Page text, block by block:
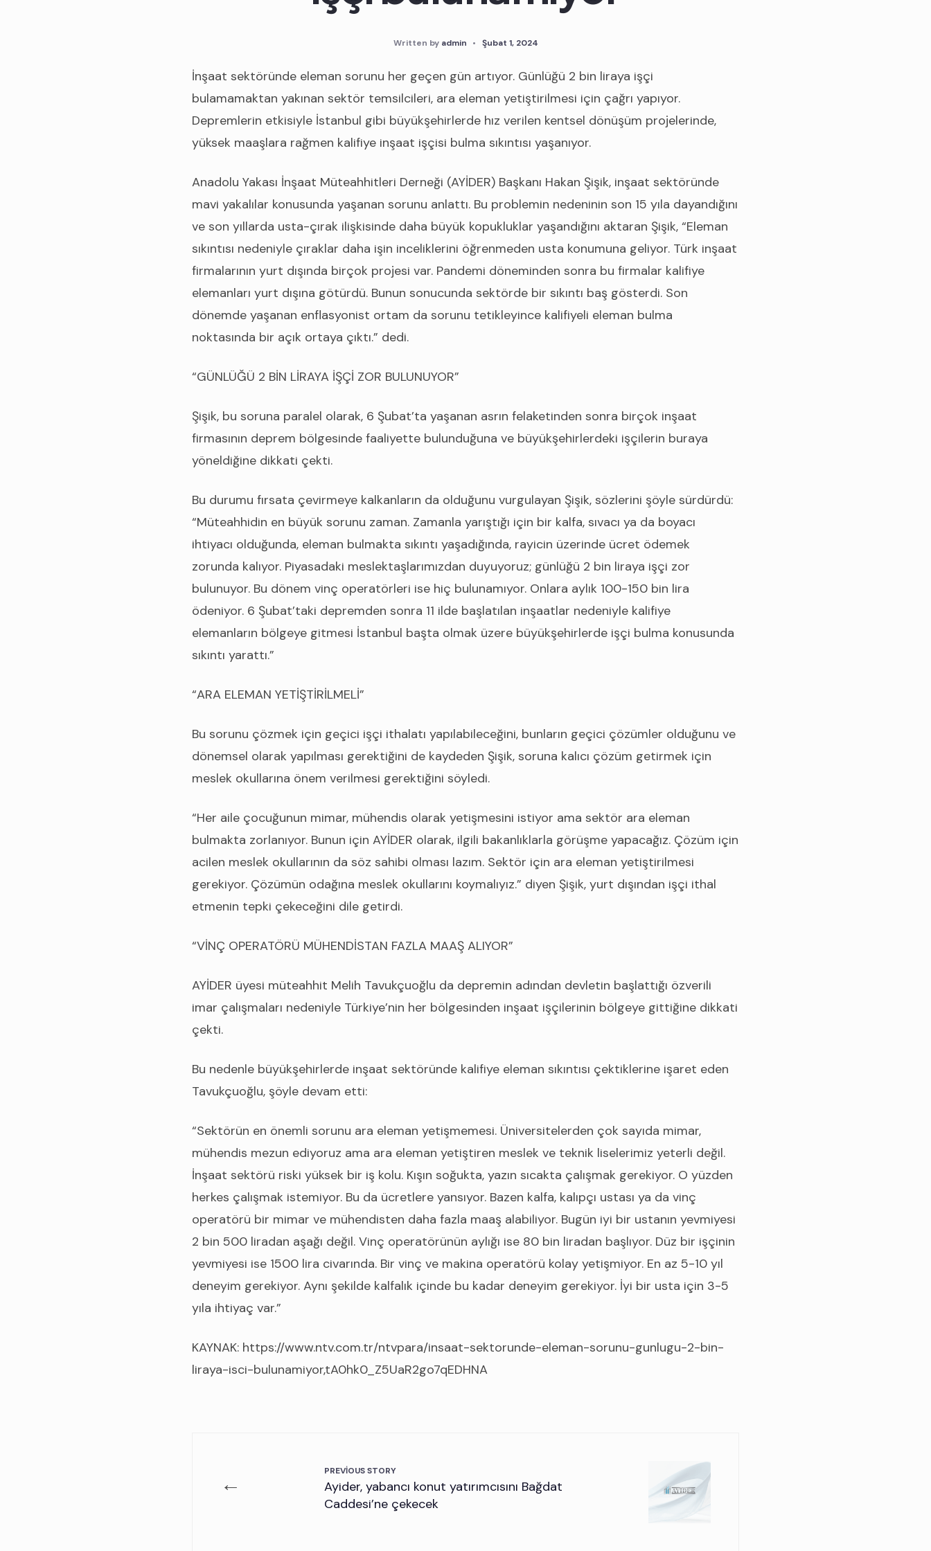
Written by admin • Şubat 1, 2024
İnşaat sektöründe eleman sorunu her geçen gün artıyor. Günlüğü 2 bin liraya işçi
bulamamaktan yakınan sektör temsilcileri, ara eleman yetiştirilmesi için çağrı yapıyor.
Depremlerin etkisiyle İstanbul gibi büyükşehirlerde hız verilen kentsel dönüşüm projelerinde,
yüksek maaşlara rağmen kalifiye inşaat işçisi bulma sıkıntısı yaşanıyor.
Anadolu Yakası İnşaat Müteahhitleri Derneği (AYİDER) Başkanı Hakan Şişik, inşaat sektöründe
mavi yakalılar konusunda yaşanan sorunu anlattı. Bu problemin nedeninin son 15 yıla dayandığını
ve son yıllarda usta-çırak ilişkisinde daha büyük kopukluklar yaşandığını aktaran Şişik, “Eleman
sıkıntısı nedeniyle çıraklar daha işin inceliklerini öğrenmeden usta konumuna geliyor. Türk inşaat
firmalarının yurt dışında birçok projesi var. Pandemi döneminden sonra bu firmalar kalifiye
elemanları yurt dışına götürdü. Bunun sonucunda sektörde bir sıkıntı baş gösterdi. Son
dönemde yaşanan enflasyonist ortam da sorunu tetikleyince kalifiyeli eleman bulma
noktasında bir açık ortaya çıktı.” dedi.
“GÜNLÜĞÜ 2 BİN LİRAYA İŞÇİ ZOR BULUNUYOR”
Şişik, bu soruna paralel olarak, 6 Şubat’ta yaşanan asrın felaketinden sonra birçok inşaat
firmasının deprem bölgesinde faaliyette bulunduğuna ve büyükşehirlerdeki işçilerin buraya
yöneldiğine dikkati çekti.
Bu durumu fırsata çevirmeye kalkanların da olduğunu vurgulayan Şişik, sözlerini şöyle sürdürdü:
“Müteahhidin en büyük sorunu zaman. Zamanla yarıştığı için bir kalfa, sıvacı ya da boyacı
ihtiyacı olduğunda, eleman bulmakta sıkıntı yaşadığında, rayicin üzerinde ücret ödemek
zorunda kalıyor. Piyasadaki meslektaşlarımızdan duyuyoruz; günlüğü 2 bin liraya işçi zor
bulunuyor. Bu dönem vinç operatörleri ise hiç bulunamıyor. Onlara aylık 100-150 bin lira
ödeniyor. 6 Şubat’taki depremden sonra 11 ilde başlatılan inşaatlar nedeniyle kalifiye
elemanların bölgeye gitmesi İstanbul başta olmak üzere büyükşehirlerde işçi bulma konusunda
sıkıntı yarattı.”
“ARA ELEMAN YETİŞTİRİLMELİ”
Bu sorunu çözmek için geçici işçi ithalatı yapılabileceğini, bunların geçici çözümler olduğunu ve
dönemsel olarak yapılması gerektiğini de kaydeden Şişik, soruna kalıcı çözüm getirmek için
meslek okullarına önem verilmesi gerektiğini söyledi.
“Her aile çocuğunun mimar, mühendis olarak yetişmesini istiyor ama sektör ara eleman
bulmakta zorlanıyor. Bunun için AYİDER olarak, ilgili bakanlıklarla görüşme yapacağız. Çözüm için
acilen meslek okullarının da söz sahibi olması lazım. Sektör için ara eleman yetiştirilmesi
gerekiyor. Çözümün odağına meslek okullarını koymalıyız.” diyen Şişik, yurt dışından işçi ithal
etmenin tepki çekeceğini dile getirdi.
“VİNÇ OPERATÖRÜ MÜHENDİSTAN FAZLA MAAŞ ALIYOR”
AYİDER üyesi müteahhit Melih Tavukçuoğlu da depremin adından devletin başlattığı özverili
imar çalışmaları nedeniyle Türkiye’nin her bölgesinden inşaat işçilerinin bölgeye gittiğine dikkati
çekti.
Bu nedenle büyükşehirlerde inşaat sektöründe kalifiye eleman sıkıntısı çektiklerine işaret eden
Tavukçuoğlu, şöyle devam etti:
“Sektörün en önemli sorunu ara eleman yetişmemesi. Üniversitelerden çok sayıda mimar,
mühendis mezun ediyoruz ama ara eleman yetiştiren meslek ve teknik liselerimiz yeterli değil.
İnşaat sektörü riski yüksek bir iş kolu. Kışın soğukta, yazın sıcakta çalışmak gerekiyor. O yüzden
herkes çalışmak istemiyor. Bu da ücretlere yansıyor. Bazen kalfa, kalıpçı ustası ya da vinç
operatörü bir mimar ve mühendisten daha fazla maaş alabiliyor. Bugün iyi bir ustanın yevmiyesi
2 bin 500 liradan aşağı değil. Vinç operatörünün aylığı ise 80 bin liradan başlıyor. Düz bir işçinin
yevmiyesi ise 1500 lira civarında. Bir vinç ve makina operatörü kolay yetişmiyor. En az 5-10 yıl
deneyim gerekiyor. Aynı şekilde kalfalık içinde bu kadar deneyim gerekiyor. İyi bir usta için 3-5
yıla ihtiyaç var.”
KAYNAK: https://www.ntv.com.tr/ntvpara/insaat-sektorunde-eleman-sorunu-gunlugu-2-bin-
liraya-isci-bulunamiyor,tA0hk0_Z5UaR2go7qEDHNA
← PREVIOUS STORY
Ayider, yabancı konut yatırımcısını Bağdat
Caddesi’ne çekecek